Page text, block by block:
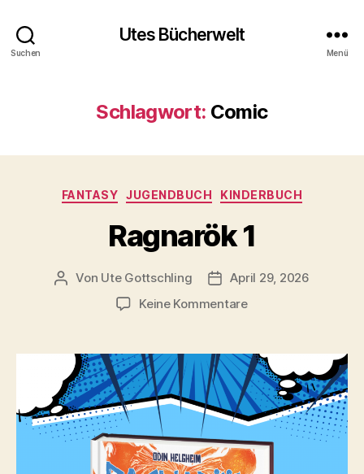
Suchen
Utes Bücherwelt
Menü
Schlagwort: Comic
Kategorien
FANTASY JUGENDBUCH KINDERBUCH
Ragnarök 1
Beitragsautor
Von Ute Gottschling Veröffentlichungsdatum
April 29, 2026
Keine Kommentarezu